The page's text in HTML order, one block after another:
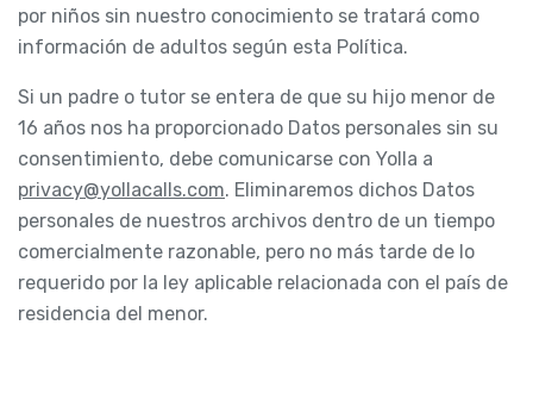
por niños sin nuestro conocimiento se tratará como
información de adultos según esta Política.
Si un padre o tutor se entera de que su hijo menor de
16 años nos ha proporcionado Datos personales sin su
consentimiento, debe comunicarse con Yolla a
privacy@yollacalls.com. Eliminaremos dichos Datos
personales de nuestros archivos dentro de un tiempo
comercialmente razonable, pero no más tarde de lo
requerido por la ley aplicable relacionada con el país de
residencia del menor.